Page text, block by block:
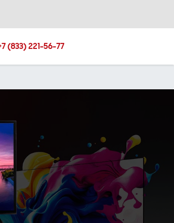
(833) 221-56-77